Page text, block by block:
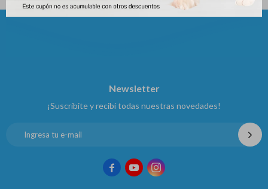
Newsletter
¡Suscribite y recibí todas nuestras novedades!
  